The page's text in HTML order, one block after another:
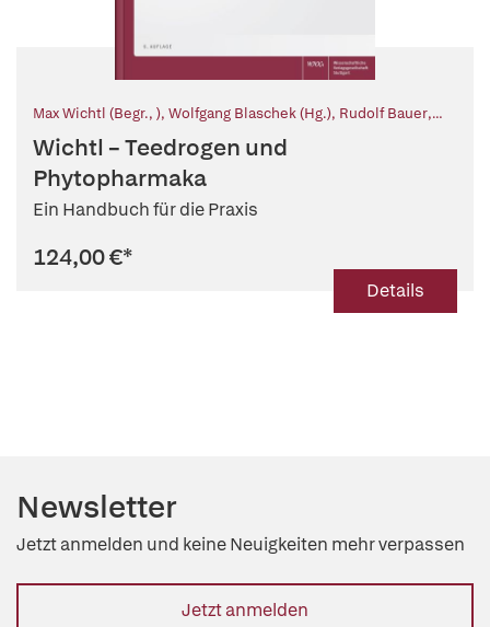
Max Wichtl (Begr., ), Wolfgang Blaschek (Hg.), Rudolf Bauer,
Hensel,Liselotte Krenn,Johannes Josef Lichius
Lindequist,Dieter Loew,Matthias F. Melzig
Biskup,Eberhard Teuscher
Barthlen (Beitr.), Günther Hanke (Beitr.)
Wichtl – Teedrogen und
Phytopharmaka
Ein Handbuch für die Praxis
124,00 €*
Details
Newsletter
Jetzt anmelden und keine Neuigkeiten mehr verpassen
Jetzt anmelden